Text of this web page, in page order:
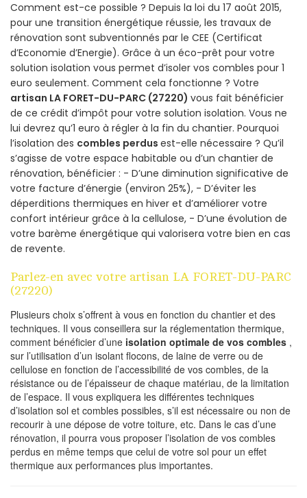
Comment est-ce possible ? Depuis la loi du 17 août 2015,
pour une transition énergétique réussie, les travaux de
rénovation sont subventionnés par le CEE (Certificat
d’Economie d’Energie). Grâce à un éco-prêt pour votre
solution isolation vous permet d’isoler vos combles pour 1
euro seulement. Comment cela fonctionne ? Votre
artisan LA FORET-DU-PARC (27220) vous fait bénéficier
de ce crédit d’impôt pour votre solution isolation. Vous ne
lui devrez qu’1 euro à régler à la fin du chantier. Pourquoi
l’isolation des combles perdus est-elle nécessaire ? Qu’il
s’agisse de votre espace habitable ou d’un chantier de
rénovation, bénéficier : - D’une diminution significative de
votre facture d’énergie (environ 25%), - D’éviter les
déperditions thermiques en hiver et d’améliorer votre
confort intérieur grâce à la cellulose, - D’une évolution de
votre barème énergétique qui valorisera votre bien en cas
de revente.
Parlez-en avec votre artisan LA FORET-DU-PARC
(27220)
Plusieurs choix s’offrent à vous en fonction du chantier et des
techniques. Il vous conseillera sur la réglementation thermique,
comment bénéficier d’une isolation optimale de vos combles ,
sur l’utilisation d’un isolant flocons, de laine de verre ou de
cellulose en fonction de l’accessibilité de vos combles, de la
résistance ou de l’épaisseur de chaque matériau, de la limitation
de l’espace. Il vous expliquera les différentes techniques
d’isolation sol et combles possibles, s’il est nécessaire ou non de
recourir à une dépose de votre toiture, etc. Dans le cas d’une
rénovation, il pourra vous proposer l’isolation de vos combles
perdus en même temps que celui de votre sol pour un effet
thermique aux performances plus importantes.